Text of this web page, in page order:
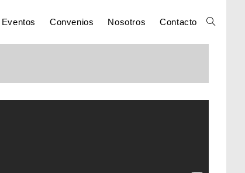
Eventos Convenios Nosotros Contacto